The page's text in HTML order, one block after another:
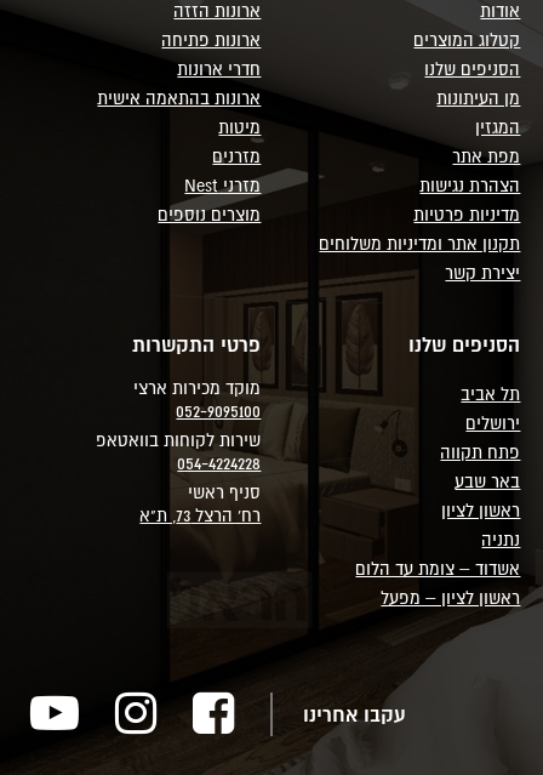
אודות
קטלוג המוצרים
הסניפים שלנו
מן העיתונות
המגזין
מפת אתר
הצהרת נגישות
מדיניות פרטיות
תקנון אתר ומדיניות משלוחים
יצירת קשר
ארונות הזזה
ארונות פתיחה
חדרי ארונות
ארונות בהתאמה אישית
מיטות
מזרנים
מזרני Nest
מוצרים נוספים
הסניפים שלנו
תל אביב
ירושלים
פתח תקווה
באר שבע
ראשון לציון
נתניה
אשדוד – צומת עד הלום
ראשון לציון – מפעל
פרטי התקשרות
מוקד מכירות ארצי
052-9095100
שירות לקוחות בוואטאפ
054-4224228
סניף ראשי
רח' הרצל 73, ת"א
עקבו אחרינו